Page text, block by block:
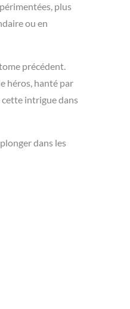
plus
ou en
précédent.
héros, hanté par
cette intrigue dans
dans les